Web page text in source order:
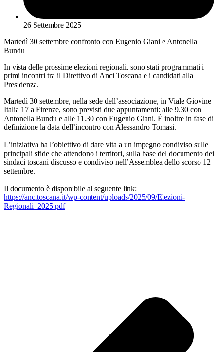
26 Settembre 2025
Martedì 30 settembre confronto con Eugenio Giani e Antonella
Bundu
In vista delle prossime elezioni regionali, sono stati programmati i
primi incontri tra il Direttivo di Anci Toscana e i candidati alla
Presidenza.
Martedì 30 settembre, nella sede dell’associazione, in Viale Giovine
Italia 17 a Firenze, sono previsti due appuntamenti: alle 9.30 con
Antonella Bundu e alle 11.30 con Eugenio Giani. È inoltre in fase di
definizione la data dell’incontro con Alessandro Tomasi.
L’iniziativa ha l’obiettivo di dare vita a un impegno condiviso sulle
principali sfide che attendono i territori, sulla base del documento dei
sindaci toscani discusso e condiviso nell’Assemblea dello scorso 12
settembre.
Il documento è disponibile al seguente link:
https://ancitoscana.it/wp-content/uploads/2025/09/Elezioni-
Regionali_2025.pdf